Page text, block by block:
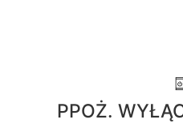
PPOŻ.